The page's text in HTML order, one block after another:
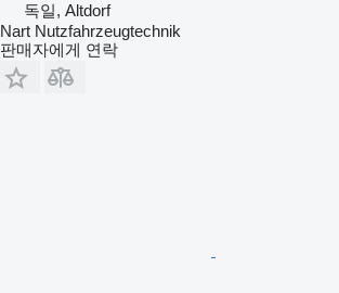
독일, Altdorf
Nart Nutzfahrzeugtechnik
판매자에게 연락